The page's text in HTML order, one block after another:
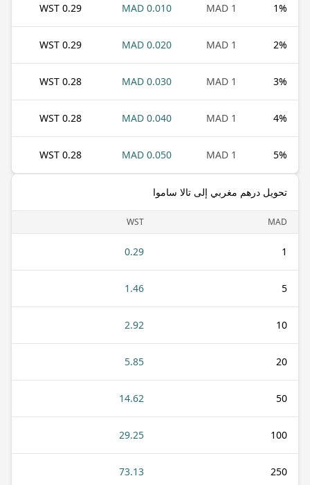
1%
1 MAD
0.010 MAD
0.29 WST
2%
1 MAD
0.020 MAD
0.29 WST
3%
1 MAD
0.030 MAD
0.28 WST
4%
1 MAD
0.040 MAD
0.28 WST
5%
1 MAD
0.050 MAD
0.28 WST
تحويل درهم مغربي إلى تالا ساموا
MAD
WST
1
0.29
5
1.46
10
2.92
20
5.85
50
14.62
100
29.25
250
73.13